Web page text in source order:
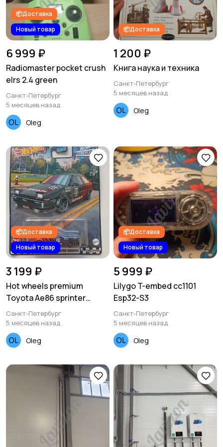
📦Доставка
Новый товар
6 999 ₽
Radiomaster pocket crush
elrs 2.4 green
Санкт-Петербург
5 месяцев назад
Oleg
📦Доставка
1 200 ₽
Книга наука и техника
Санкт-Петербург
5 месяцев назад
Oleg
📦Доставка
Новый товар
3 199 ₽
Hot wheels premium
Toyota Ae86 sprinter
trueno
Санкт-Петербург
5 месяцев назад
Oleg
📦Доставка
Новый товар
5 999 ₽
Lilygo T-embed cc1101
Esp32-S3
Санкт-Петербург
5 месяцев назад
Oleg